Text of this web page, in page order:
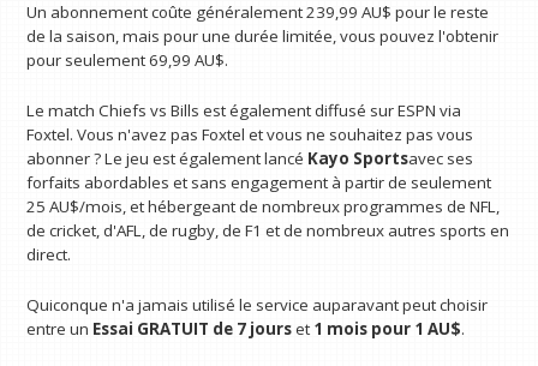
Un abonnement coûte généralement 239,99 AU$ pour le reste
de la saison, mais pour une durée limitée, vous pouvez l'obtenir
pour seulement 69,99 AU$.
Le match Chiefs vs Bills est également diffusé sur ESPN via
Foxtel. Vous n'avez pas Foxtel et vous ne souhaitez pas vous
abonner ? Le jeu est également lancé Kayo Sportsavec ses
forfaits abordables et sans engagement à partir de seulement
25 AU$/mois, et hébergeant de nombreux programmes de NFL,
de cricket, d'AFL, de rugby, de F1 et de nombreux autres sports en
direct.
Quiconque n'a jamais utilisé le service auparavant peut choisir
entre un Essai GRATUIT de 7 jourset 1 mois pour 1 AU$.